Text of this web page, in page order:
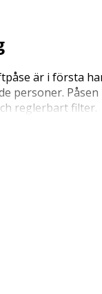
är i första
personer.
reglerbart filter.